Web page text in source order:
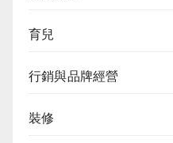
育兒
行銷與品牌經營
裝修